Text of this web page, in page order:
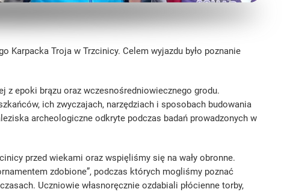
Troja w Trzcinicy. Celem wyjazdu było poznanie
z epoki brązu oraz wczesnośredniowiecznego grodu.
ich zwyczajach, narzędziach i sposobach budowania
archeologiczne odkryte podczas badań prowadzonych w
przed wiekami oraz wspięliśmy się na wały obronne.
zdobione”, podczas których mogliśmy poznać
Uczniowie własnoręcznie ozdabiali płócienne torby,